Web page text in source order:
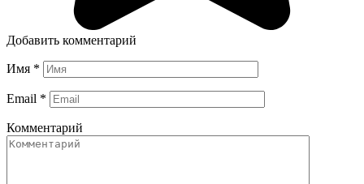
Добавить комментарий
Имя *
Email *
Комментарий